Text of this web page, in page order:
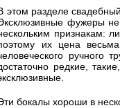
этом разделе
фужеры
признакам:
их цена
ручного
редкие,
бокалы хороши в